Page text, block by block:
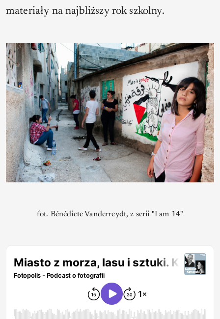
materiały na najbliższy rok szkolny.
fot. Bénédicte Vanderreydt, z serii "I am 14"